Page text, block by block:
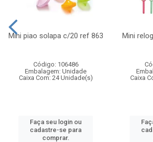
Mini piao solapa c/20 ref 863
Código: 106486
Embalagem: Unidade
Caixa Com: 24 Unidade(s)
Faça seu login ou
cadastre-se para
comprar.
Mini
Caixa